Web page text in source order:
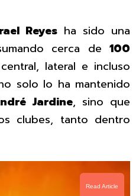
Reyes ha sido una
cerca de 100
lateral e incluso
solo lo ha mantenido
Jardine, sino que
clubes, tanto dentro
Read Article